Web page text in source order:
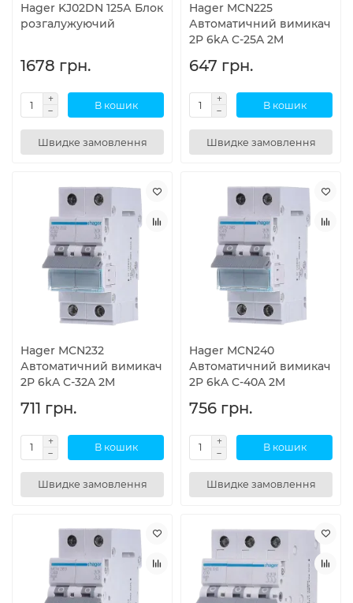
Hager KJ02DN 125А Блок
розгалужуючий
1678 грн.
В кошик
Швидке замовлення
Hager MCN225
Автоматичний вимикач
2P 6kA C-25A 2M
647 грн.
В кошик
Швидке замовлення
Hager MCN232
Автоматичний вимикач
2P 6kA C-32A 2M
711 грн.
В кошик
Швидке замовлення
Hager MCN240
Автоматичний вимикач
2P 6kA C-40A 2M
756 грн.
В кошик
Швидке замовлення